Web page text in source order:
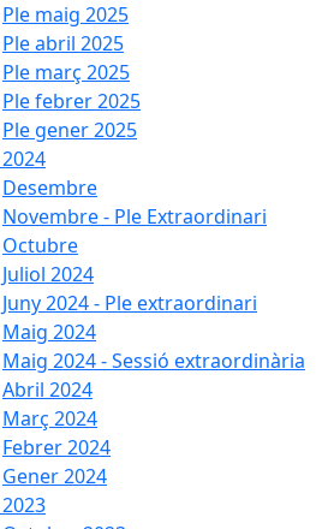
Ple maig 2025
Ple abril 2025
Ple març 2025
Ple febrer 2025
Ple gener 2025
Desembre
Novembre - Ple Extraordinari
Octubre
Juliol 2024
Juny 2024 - Ple extraordinari
Maig 2024
Maig 2024 - Sessió extraordinària
Abril 2024
Març 2024
Febrer 2024
Gener 2024